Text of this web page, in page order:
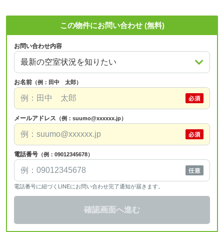
この物件にお問い合わせ (無料)
お問い合わせ内容
お名前 （例：田中 太郎）
メールアドレス （例：suumo@xxxxxx.jp）
電話番号 （例：09012345678）
電話番号に紐づくLINEにお問い合わせ完了通知が届きます。
確認画面へ進む